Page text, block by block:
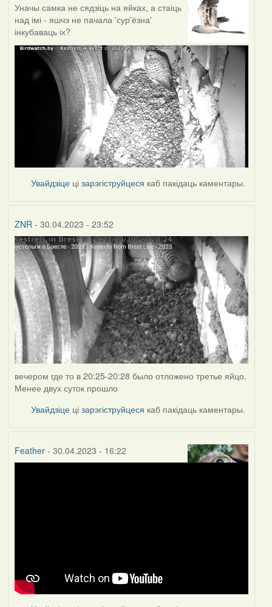
Уначы самка не сядзіць на яйках, а стаіць
над імі - яшчэ не пачала 'сур'ёзна'
інкубаваць іх?
Увайдзіце цізарэгіструйцеся каб пакідаць каментары.
ZNR - 30.04.2023 - 23:52
вечером где то в 20:25-20:28 было отложено третье яйцо.
Менее двух суток прошло
Увайдзіце цізарэгіструйцеся каб пакідаць каментары.
Feather- 30.04.2023 - 16:22